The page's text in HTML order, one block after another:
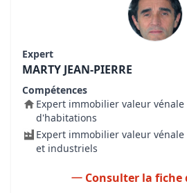
Expert
MARTY JEAN-PIERRE
Compétences
Expert immobilier valeur vénale
d'habitations
Expert immobilier valeur
et industriels
Consulter la fiche